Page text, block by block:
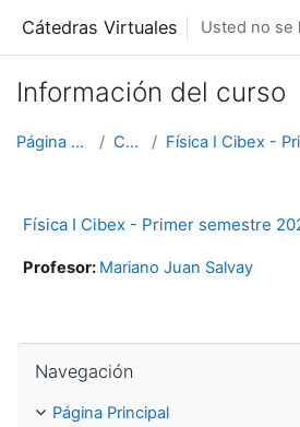
Cátedras Virtuales Usted no se
Información del curso
Página Principal Cursos
Física I Cibex - Primer semestre
Profesor: Mariano Juan Salvay
Navegación
Página Principal